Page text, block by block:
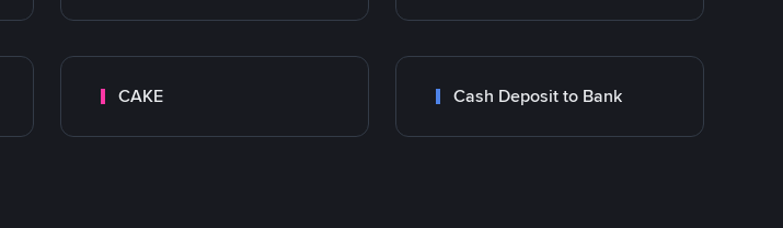
CAKE Cash Deposit to Bank